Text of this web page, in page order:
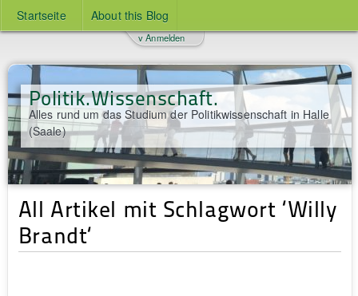
Startseite About this Blog
Politik.Wissenschaft.
Alles rund um das Studium der Politikwissenschaft in Halle
(Saale)
v Anmelden
All Artikel mit Schlagwort ‘Willy
Brandt‘